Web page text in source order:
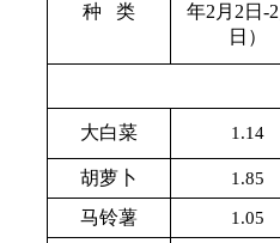
种 类
年2月2日-
日）
大白菜 1.14
胡萝卜 1.85
马铃薯 1.05